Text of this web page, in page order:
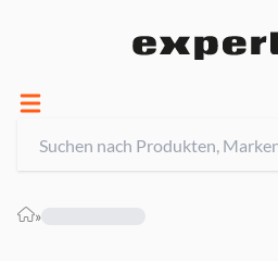
»